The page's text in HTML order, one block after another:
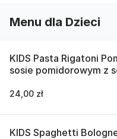
Menu dla Dzieci
KIDS Pasta Rigatoni
sosie pomidorowym z
24,00 zł
KIDS Spaghetti